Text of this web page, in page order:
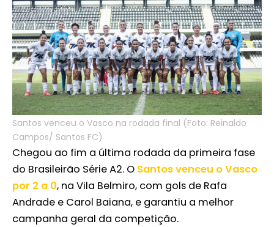
Santos venceu o Vasco na rodada final (Foto: Reinaldo
Campos/ Santos FC)
Chegou ao fim a última rodada da primeira fase
do Brasileirão Série A2. O Santos venceu o Vasco
por 2 a 0, na Vila Belmiro, com gols de Rafa
Andrade e Carol Baiana, e garantiu a melhor
campanha geral da competição.